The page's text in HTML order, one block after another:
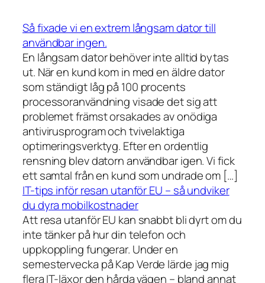
Så fixade vi en extrem långsam dator till
användbar ingen.
En långsam dator behöver inte alltid bytas
ut. När en kund kom in med en äldre dator
som ständigt låg på 100 procents
processoranvändning visade det sig att
problemet främst orsakades av onödiga
antivirusprogram och tvivelaktiga
optimeringsverktyg. Efter en ordentlig
rensning blev datorn användbar igen. Vi fick
ett samtal från en kund som undrade om […]
IT-tips inför resan utanför EU – så undviker
du dyra mobilkostnader
Att resa utanför EU kan snabbt bli dyrt om du
inte tänker på hur din telefon och
uppkoppling fungerar. Under en
semestervecka på Kap Verde lärde jag mig
flera IT-läxor den hårda vägen – bland annat